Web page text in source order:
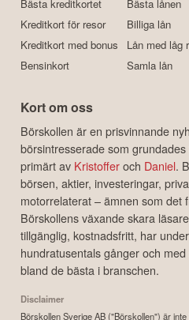
Bästa kreditkortet
Kreditkort för resor
Kreditkort med bonus
Bensinkort
Bästa lånen
Billiga lån
Lån med låg
Samla lån
Kort om oss
Börskollen är en prisvinnande
börsintresserade som
primärt av Kristofferoch Daniel.
börsen, aktier, investeringar,
motorrelaterat – ämnen som det
Börskollens växande skara
tillgänglig, kostnadsfritt, har
hundratusentals gånger och
bland de bästa i branschen.
Disclaimer
Börskollen Sverige AB ("Börskollen") är